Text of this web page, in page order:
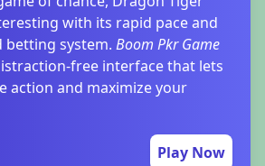
with its rapid pace and
system. Boom Pkr Game
free interface that lets
action and maximize your
Play Now